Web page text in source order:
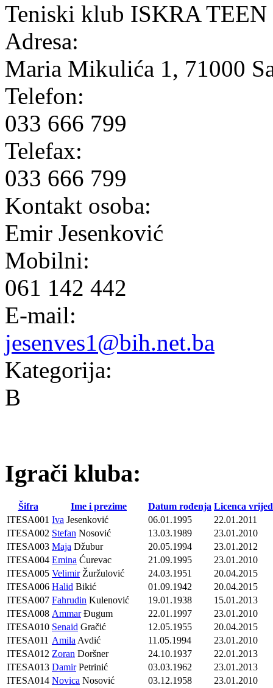
Teniski klub ISKRA TEEN
Adresa:
Maria Mikulića 1, 71000
Telefon:
033 666 799
Telefax:
033 666 799
Kontakt osoba:
Emir Jesenković
Mobilni:
061 142 442
E-mail:
jesenves1@bih.net.ba
Kategorija:
B
Igrači kluba:
Šifra Ime i prezime Datum rođenja Licenca
ITESA001 Iva Jesenković 06.01.1995
22.01.2011
ITESA002 Stefan Nosović 13.03.1989
23.01.2010
ITESA003 Maja Džubur 20.05.1994
23.01.2012
ITESA004 Emina Ćurevac 21.09.1995
23.01.2010
ITESA005 VelimirŽuržulović 24.03.1951
20.04.2015
ITESA006 Halid Bikić 01.09.1942
20.04.2015
ITESA007 Fahrudin Kulenović 19.01.1938
15.01.2013
ITESA008 AmmarĐugum 22.01.1997
23.01.2010
ITESA010 Senaid Gračić 12.05.1955
20.04.2015
ITESA011 Amila Avdić 11.05.1994
23.01.2010
ITESA012 Zoran Doršner 24.10.1937
22.01.2013
ITESA013 DamirPetrinić 03.03.1962
23.01.2013
ITESA014 Novica Nosović 03.12.1958
23.01.2010